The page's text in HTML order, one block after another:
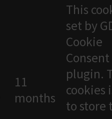
11
months
This
set by
Cookie
Consent
plugin.
cookies
to store